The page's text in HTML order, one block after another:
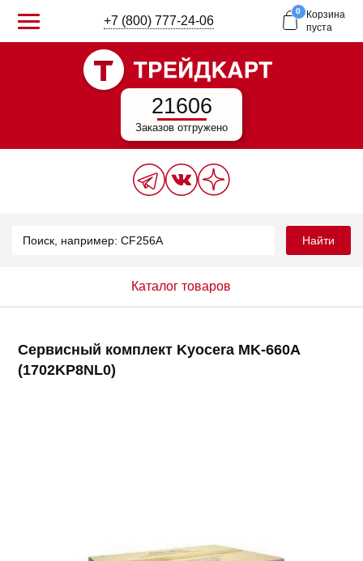
+7 (800) 777-24-06
0
Корзина
пуста
21606
Заказов отгружено
Найти
Каталог товаров
Сервисный комплект Kyocera MK-660A
(1702KP8NL0)